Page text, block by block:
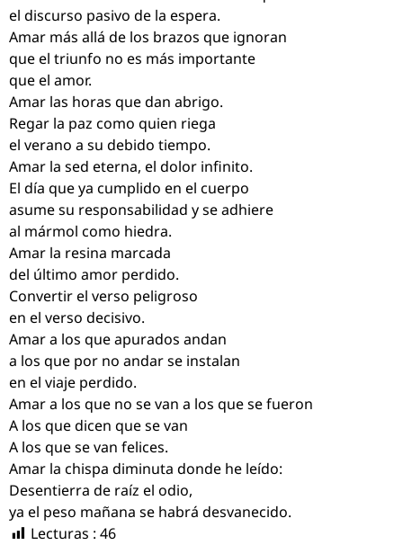
el discurso pasivo de la espera.
Amar más allá de los brazos que ignoran
que el triunfo no es más importante
que el amor.
Amar las horas que dan abrigo.
Regar la paz como quien riega
el verano a su debido tiempo.
Amar la sed eterna, el dolor infinito.
El día que ya cumplido en el cuerpo
asume su responsabilidad y se adhiere
al mármol como hiedra.
Amar la resina marcada
del último amor perdido.
Convertir el verso peligroso
en el verso decisivo.
Amar a los que apurados andan
a los que por no andar se instalan
en el viaje perdido.
Amar a los que no se van a los que se fueron
A los que dicen que se van
A los que se van felices.
Amar la chispa diminuta donde he leído:
Desentierra de raíz el odio,
ya el peso mañana se habrá desvanecido.
Lecturas : 46